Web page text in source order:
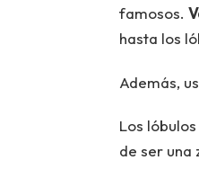
famosos.
hasta los
Además,
Los
de ser una